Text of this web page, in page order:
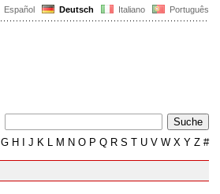
Español Deutsch Italiano Português
G H J K L M N O P Q R S T U V W X Y Z #